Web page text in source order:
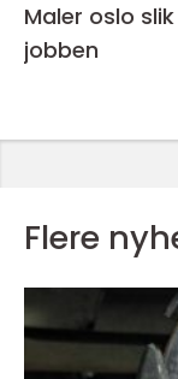
Maler oslo slik finner du riktig fagfolk til
jobben
Flere